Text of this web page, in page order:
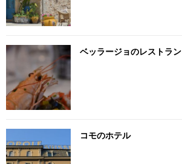
ベッラージョのレストラン
コモのホテル